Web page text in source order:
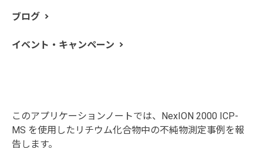
ブログ
イベント・キャンペーン
全性と性能は非常に重要ですが、電池の構成要素や製造
す。リチウムが採掘もしくはリサイクルのいずれから得
このアプリケーションノートでは、NexION 2000 ICP-
MS を使用したリチウム化合物中の不純物測定事例を報
告します。